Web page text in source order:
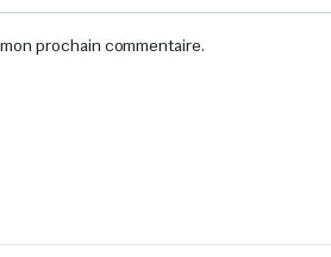
prochain commentaire.